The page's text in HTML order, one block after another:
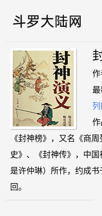
最
列
《封神榜》，又名《商
史》、《封神传》，中
是许仲琳）所作，约成
回。